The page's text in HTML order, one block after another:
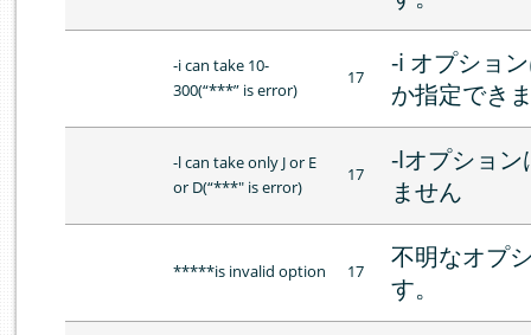
-i can take 10-
300(“***” is error)
17
-i オプショ
か指定でき
-l can take only J or E
or D(“***" is error)
17
-lオプション
ません
*****is invalid option 17
不明なオプ
す。